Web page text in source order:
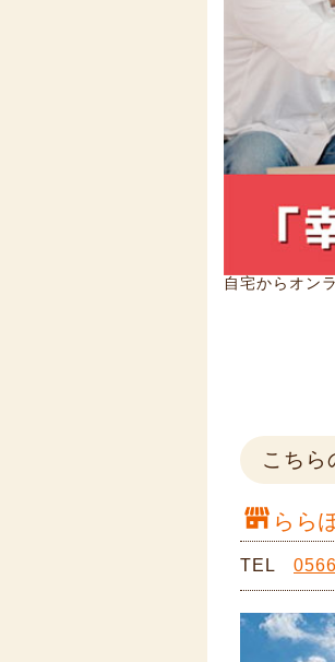
自宅からオン
こちら
らら
TEL